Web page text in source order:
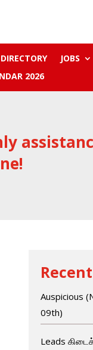
JOBS
2026
Auspicious
09th)
Leads